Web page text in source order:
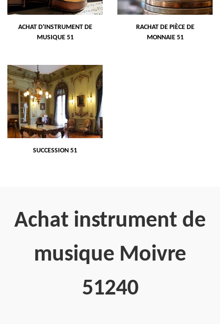
ACHAT D'INSTRUMENT DE
MUSIQUE 51
RACHAT DE PIÈCE DE
MONNAIE 51
SUCCESSION 51
Achat instrument de
musique Moivre
51240